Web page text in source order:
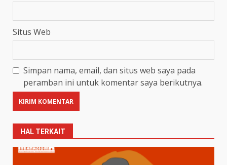
Situs Web
Simpan nama, email, dan situs web saya pada
peramban ini untuk komentar saya berikutnya.
HAL TERKAIT